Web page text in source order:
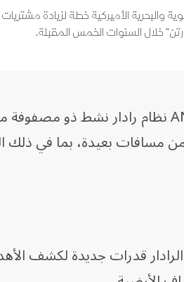
خلال السنوات الخمس المقبلة.
مسافات بعيدة، بما في ذلك
قدرات جديدة لكشف